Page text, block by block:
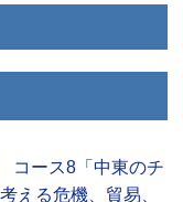
コース8「中東のチ
える危機、貿易、